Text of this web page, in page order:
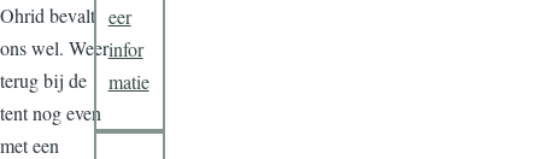
Ohrid bevalt
ons wel. Weer
terug bij de
tent nog even
met een
eer
infor
matie